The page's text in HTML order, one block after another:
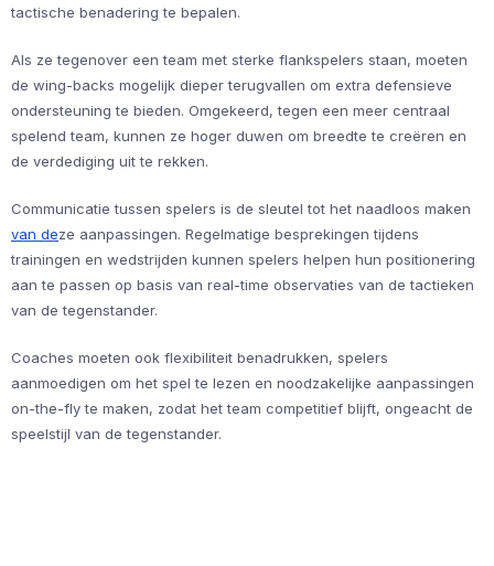
tactische benadering te bepalen.
Als ze tegenover een team met sterke flankspelers staan, moeten
de wing-backs mogelijk dieper terugvallen om extra defensieve
ondersteuning te bieden. Omgekeerd, tegen een meer centraal
spelend team, kunnen ze hoger duwen om breedte te creëren en
de verdediging uit te rekken.
Communicatie tussen spelers is de sleutel tot het naadloos maken
van deze aanpassingen. Regelmatige besprekingen tijdens
trainingen en wedstrijden kunnen spelers helpen hun positionering
aan te passen op basis van real-time observaties van de tactieken
van de tegenstander.
Coaches moeten ook flexibiliteit benadrukken, spelers
aanmoedigen om het spel te lezen en noodzakelijke aanpassingen
on-the-fly te maken, zodat het team competitief blijft, ongeacht de
speelstijl van de tegenstander.